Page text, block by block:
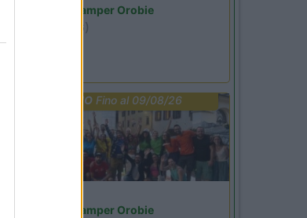
Area Sosta Camper Orobie
(BG)
PROMO Fino al 09/08/26
Area Sosta Camper Orobie